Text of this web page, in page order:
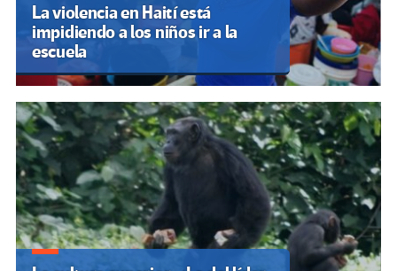
La violencia en Haití está
impidiendo a los niños ir a la
escuela